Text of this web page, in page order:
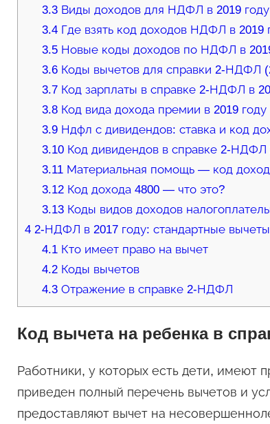
3.3 Виды доходов для НДФЛ в 2019 году
3.4 Где взять код доходов НДФЛ в 2019
3.5 Новые коды доходов по НДФЛ в
3.6 Коды вычетов для справки 2-НДФЛ
3.7 Код зарплаты в справке 2-НДФЛ в
3.8 Код вида дохода премии в 2019 году
3.9 Ндфл с дивидендов: ставка и код
3.10 Код дивидендов в справке 2-НДФЛ
3.11 Материальная помощь — код
3.12 Код дохода 4800 — что это?
3.13 Коды видов доходов
42-НДФЛ в 2017 году: стандартные
4.1 Кто имеет право на вычет
4.2 Коды вычетов
4.3 Отражение в справке 2-НДФЛ
Код вычета на ребенка в
Работники, у которых есть дети, имеют
приведен полный перечень вычетов и
предоставляют вычет на